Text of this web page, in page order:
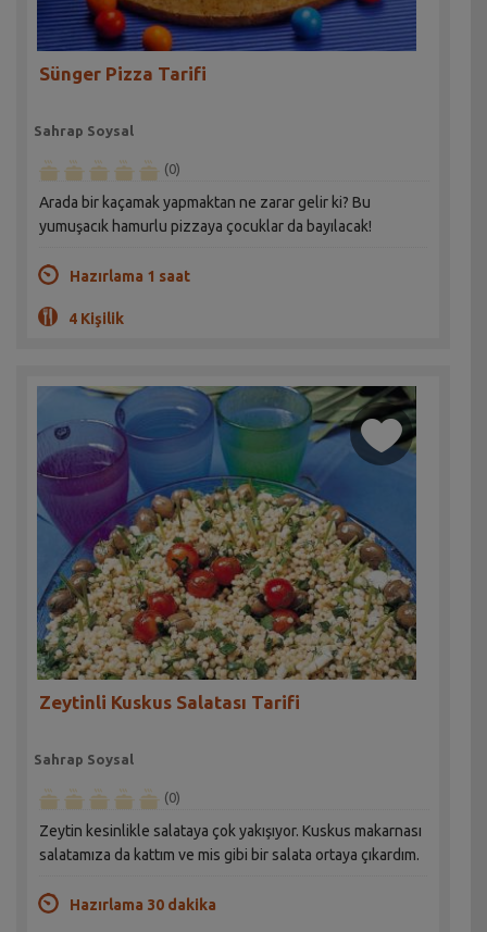
Sünger Pizza Tarifi
Sahrap Soysal
(0)
Arada bir kaçamak yapmaktan ne zarar gelir ki? Bu
yumuşacık hamurlu pizzaya çocuklar da bayılacak!
Hazırlama 1 saat
4 Kişilik
Zeytinli Kuskus Salatası Tarifi
Sahrap Soysal
(0)
Zeytin kesinlikle salataya çok yakışıyor. Kuskus makarnası
salatamıza da kattım ve mis gibi bir salata ortaya çıkardım.
Hazırlama 30 dakika